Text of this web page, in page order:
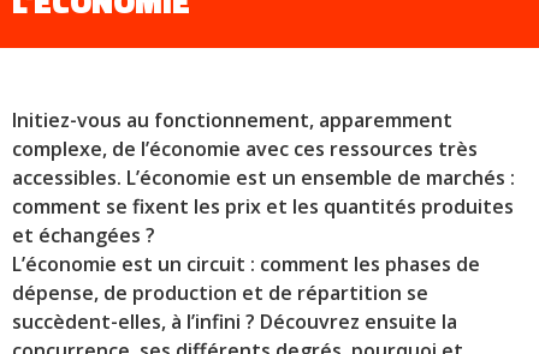
Initiez-vous au fonctionnement, apparemment
complexe, de l’économie avec ces ressources très
accessibles. L’économie est un ensemble de marchés :
comment se fixent les prix et les quantités produites
et échangées ?
L’économie est un circuit : comment les phases de
dépense, de production et de répartition se
succèdent-elles, à l’infini ? Découvrez ensuite la